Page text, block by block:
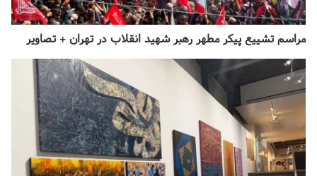
مراسم تشییع پیکر مطهر رهبر شهید انقلاب در تهران + تصاویر